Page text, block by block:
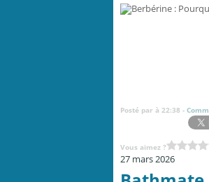
Posté par à 22:38 -
Vous aimez ?
27 mars 2026